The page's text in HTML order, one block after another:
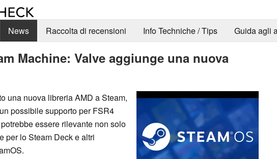
News Raccolta di recensioni Info Techniche / Tips Guida agli
Machine: Valve aggiunge una nuova
una nuova libreria AMD a Steam,
possibile supporto per FSR4
essere rilevante non solo
per lo Steam Deck e altri